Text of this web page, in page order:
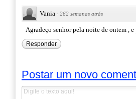
Vania · 262 semanas atrás
Agradeço senhor pela noite de ontem , e
Responder
Postar um novo